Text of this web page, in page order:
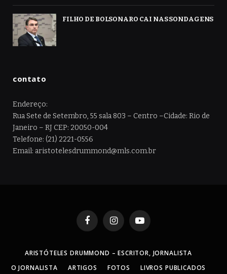
FILHO DE BOLSONARO CAI NAS SONDAGENS
contato
Endereço:
Rua Sete de Setembro, 55 sala 803 – Centro –Cidade: Rio de
Janeiro – RJ CEP: 20050-004
Telefone: (21) 2221-0556
Email: aristotelesdrummond@mls.com.br
FacebookInstagramYouTube
ARISTÓTELES DRUMMOND – ESCRITOR, JORNALISTA
O JORNALISTA
ARTIGOS FOTOS LIVROS PUBLICADOS